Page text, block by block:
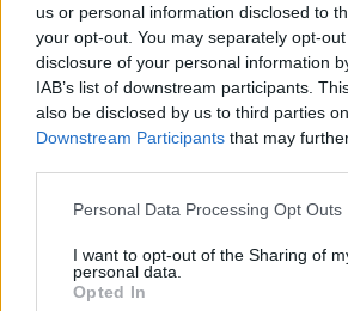
us or personal information disclosed to
your opt-out. You may separately opt-
disclosure of your personal information
IAB’s list of downstream participants.
also be disclosed by us to third parties
Downstream Participants that may
Personal Data Processing Opt Outs
I want to opt-out of the Sharing of
personal data.
Opted In
Nelle librerie “Il Grande salto”,
Luca Tomassini
Dal 12 novembre nelle principali librerie e
VETRYA e il Comitato Leonardo
a sostegno della trasformazione